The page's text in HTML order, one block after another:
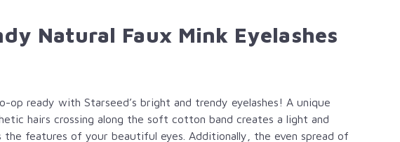
Natural Faux Mink Eyelashes
op ready with Starseed’s bright and trendy eyelashes! A unique
hairs crossing along the soft cotton band creates a light and
features of your beautiful eyes. Additionally, the even spread of